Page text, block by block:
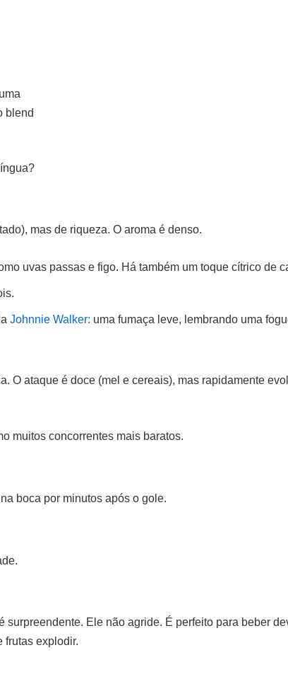
blend
mas de riqueza. O aroma é denso.
uvas passas e figo. Há também um toque cítrico de
Johnnie Walker: uma fumaça leve, lembrando uma
O ataque é doce (mel e cereais), mas rapidamente
muitos concorrentes mais baratos.
boca por minutos após o gole.
Ele não agride. É perfeito para beber
frutas explodir.